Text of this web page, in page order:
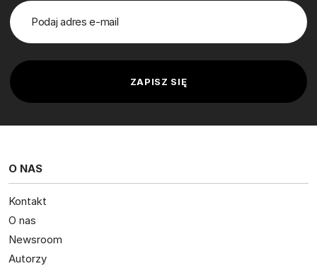
O NAS
Kontakt
O nas
Newsroom
Autorzy